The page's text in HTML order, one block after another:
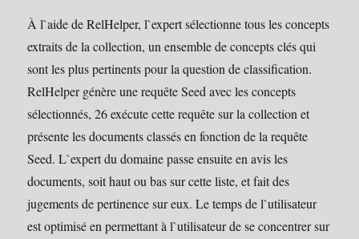
À l`aide de RelHelper, l`expert sélectionne tous les concepts
extraits de la collection, un ensemble de concepts clés qui
sont les plus pertinents pour la question de classification.
RelHelper génère une requête Seed avec les concepts
sélectionnés, 26 exécute cette requête sur la collection et
présente les documents classés en fonction de la requête
Seed. L`expert du domaine passe ensuite en avis les
documents, soit haut ou bas sur cette liste, et fait des
jugements de pertinence sur eux. Le temps de l`utilisateur
est optimisé en permettant à l`utilisateur de se concentrer sur